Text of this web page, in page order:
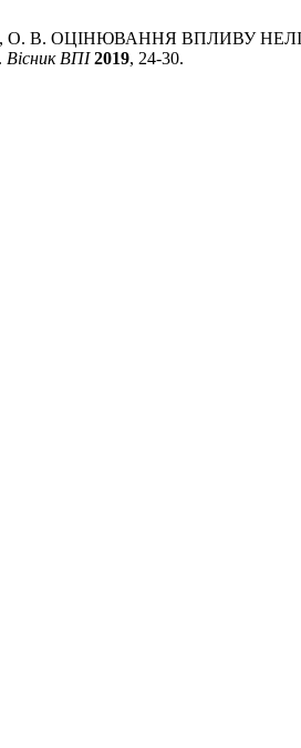
О. В. ОЦІНЮВАННЯ ВПЛИВУ
Вісник ВПІ 2019, 24-30.